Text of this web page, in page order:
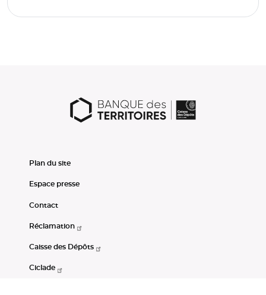
Plan du site
Espace presse
Contact
Réclamation
Caisse des Dépôts
Ciclade